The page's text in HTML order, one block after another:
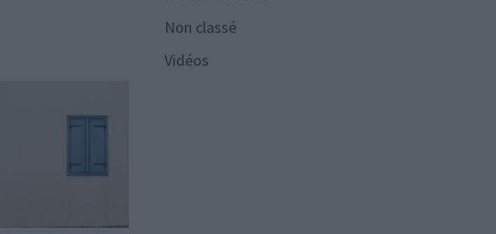
Non classé
Vidéos